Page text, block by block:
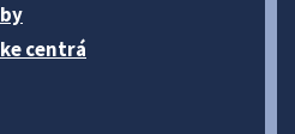
centrá